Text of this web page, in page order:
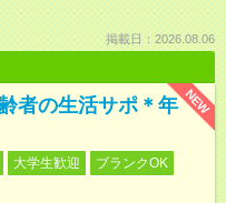
掲載日：2026.08.06
NEW
者の生活サポ＊年
大学生歓迎
ブランクOK